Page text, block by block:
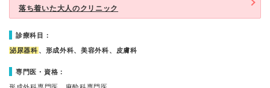
落ち着いた大人のクリニック
診療科目：
泌尿器科 、形成外科、美容外科、皮膚科
専門医・資格：